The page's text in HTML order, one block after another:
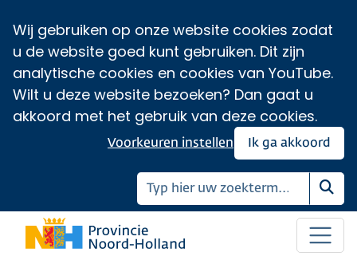
Wij gebruiken op onze website cookies zodat
u de website goed kunt gebruiken. Dit zijn
analytische cookies en cookies van YouTube.
Wilt u deze website bezoeken? Dan gaat u
akkoord met het gebruik van deze cookies.
Ik ga akkoord
Voorkeuren instellen